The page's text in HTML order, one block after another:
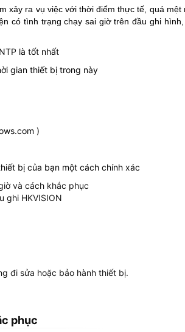
ra vụ việc với thời điểm thực tế, quá mệt
có tình trạng chạy sai giờ trên đầu ghi
là tốt nhất
gian thiết bị trong này
)
bị của bạn một cách chính xác
ghi HKVISION
đi sửa hoặc bảo hành thiết bị.
phục